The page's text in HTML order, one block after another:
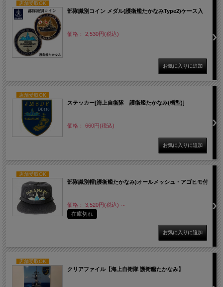
店舗受取OK
部隊識別コイン メダル(護衛艦たかなみType2)ケース入
価格： 2,530円(税込)
店舗受取OK
ステッカー[海上自衛隊 護衛艦たかなみ(楯型)]
価格： 660円(税込)
店舗受取OK
部隊識別帽(護衛艦たかなみ)オールメッシュ・アゴヒモ付
価格： 3,520円(税込) ～
在庫切れ
店舗受取OK
クリアファイル【海上自衛隊 護衛艦たかなみ】